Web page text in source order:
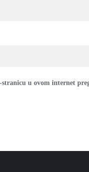
u ovom internet